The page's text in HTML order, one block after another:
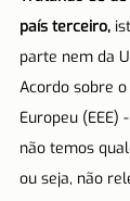
país terceiro,
parte nem da
Acordo sobre
Europeu (EEE)
não temos
ou seja, não